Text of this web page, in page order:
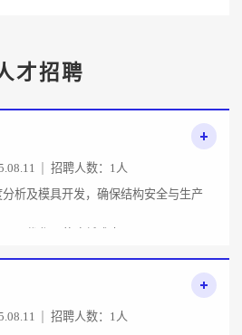
才招聘
招聘人数：1人
析及模具开发，确保结构安全与生产
招聘人数：1人